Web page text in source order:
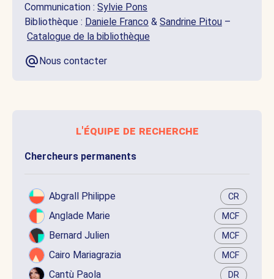
Communication : Sylvie Pons
Bibliothèque : Daniele Franco & Sandrine Pitou –
Catalogue de la bibliothèque
Nous contacter
l'équipe de recherche
Chercheurs permanents
Abgrall Philippe CR
Anglade Marie MCF
Bernard Julien MCF
Cairo Mariagrazia MCF
Cantù Paola DR